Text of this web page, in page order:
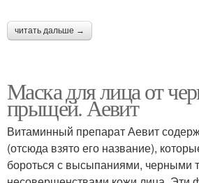
Маска для нормальных
волос
читать дальше →
Маска для лица от
прыщей. Аевит
Витаминный препарат Аевит
(отсюда взято его название),
бороться с высыпаниями, черными